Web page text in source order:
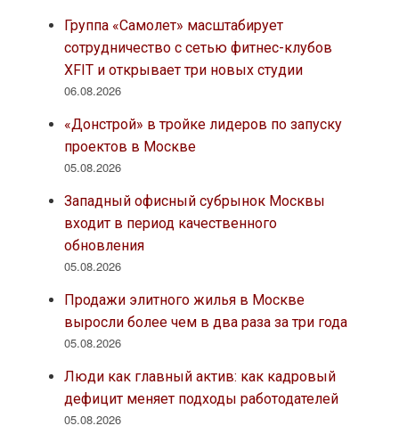
Группа «Самолет» масштабирует
сотрудничество с сетью фитнес-клубов
XFIT и открывает три новых студии
06.08.2026
«Донстрой» в тройке лидеров по запуску
проектов в Москве
05.08.2026
Западный офисный субрынок Москвы
входит в период качественного
обновления
05.08.2026
Продажи элитного жилья в Москве
выросли более чем в два раза за три года
05.08.2026
Люди как главный актив: как кадровый
дефицит меняет подходы работодателей
05.08.2026